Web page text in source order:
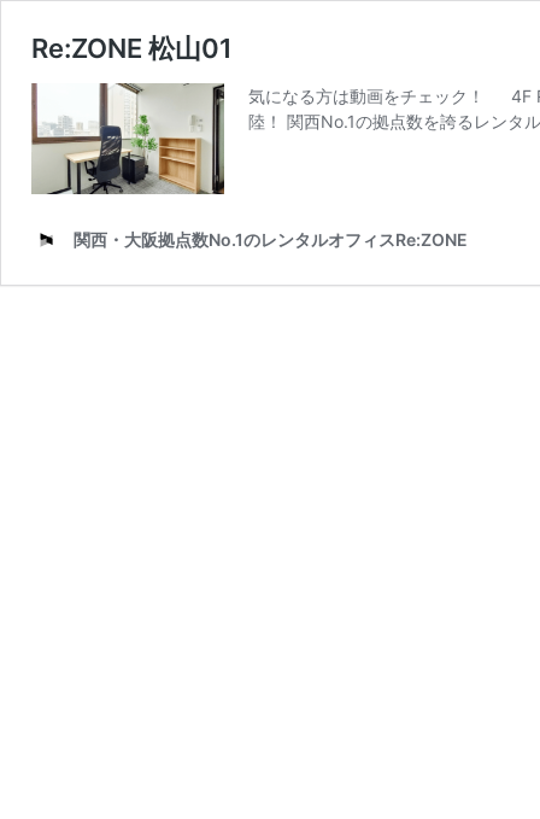
Re:ZONE 松山01
気になる方は動画をチェック！ 4F
陸！ 関西No.1の拠点数を誇るレンタ
関西・大阪拠点数No.1のレンタルオフィスRe:ZONE